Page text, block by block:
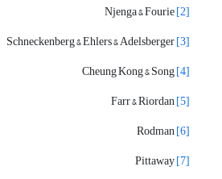
[2]
[3]
[4]
[5]
[6]
[7]